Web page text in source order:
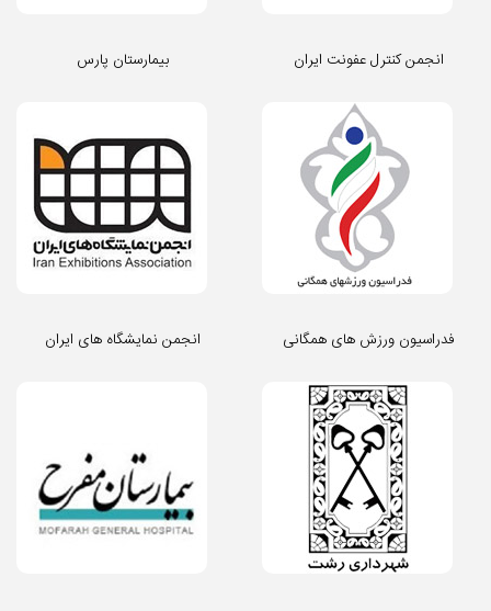
بیمارستان پارس انجمن کنترل عفونت ایران
انجمن نمایشگاه های ایران فدراسیون ورزش های همگانی